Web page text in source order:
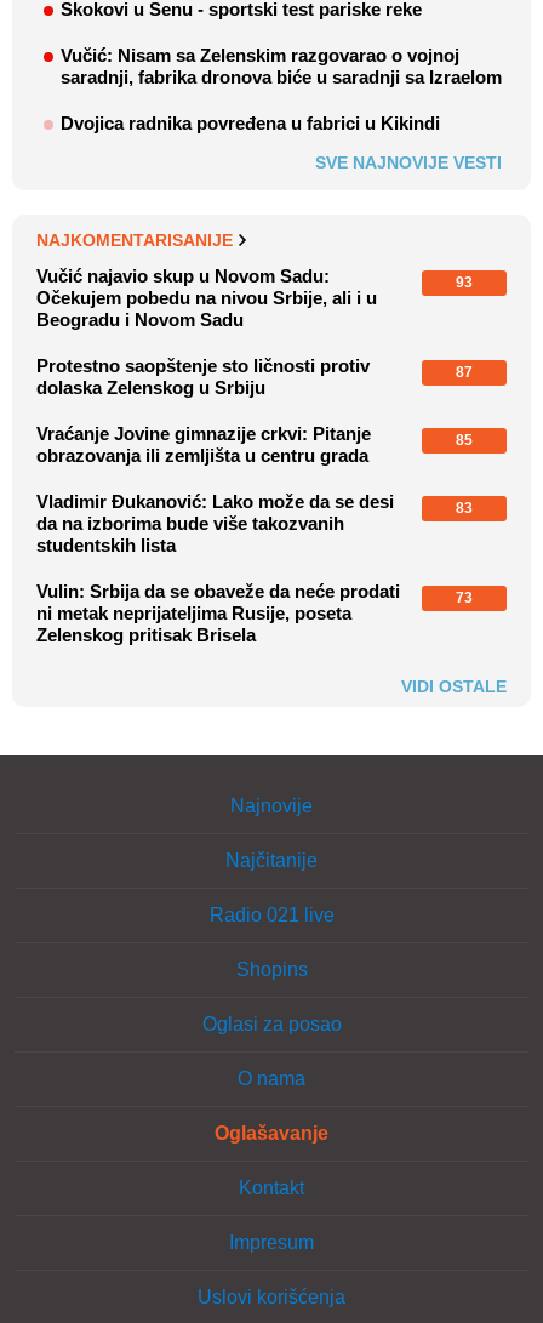
Skokovi u Senu - sportski test pariske reke
Vučić: Nisam sa Zelenskim razgovarao o vojnoj
saradnji, fabrika dronova biće u saradnji sa Izraelom
Dvojica radnika povređena u fabrici u Kikindi
SVE NAJNOVIJE VESTI
NAJKOMENTARISANIJE
Vučić najavio skup u Novom Sadu:
Očekujem pobedu na nivou Srbije, ali i u
Beogradu i Novom Sadu
93
Protestno saopštenje sto ličnosti protiv
dolaska Zelenskog u Srbiju
87
Vraćanje Jovine gimnazije crkvi: Pitanje
obrazovanja ili zemljišta u centru grada
85
Vladimir Đukanović: Lako može da se desi
da na izborima bude više takozvanih
studentskih lista
83
Vulin: Srbija da se obaveže da neće prodati
ni metak neprijateljima Rusije, poseta
Zelenskog pritisak Brisela
73
VIDI OSTALE
Najnovije
Najčitanije
Radio 021 live
Shopins
Oglasi za posao
O nama
Oglašavanje
Kontakt
Impresum
Uslovi korišćenja